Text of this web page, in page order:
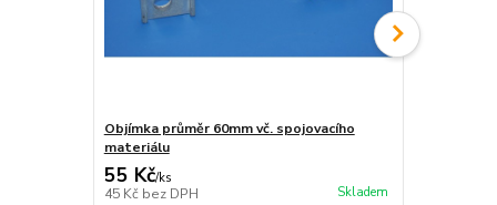
Objímka průměr 60mm vč. spojovacího
materiálu
55 Kč/ks
45 Kč bez DPH Skladem